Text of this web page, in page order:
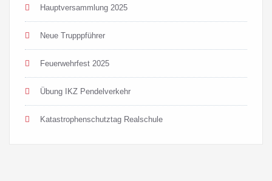
Hauptversammlung 2025
Neue Trupppführer
Feuerwehrfest 2025
Übung IKZ Pendelverkehr
Katastrophenschutztag Realschule